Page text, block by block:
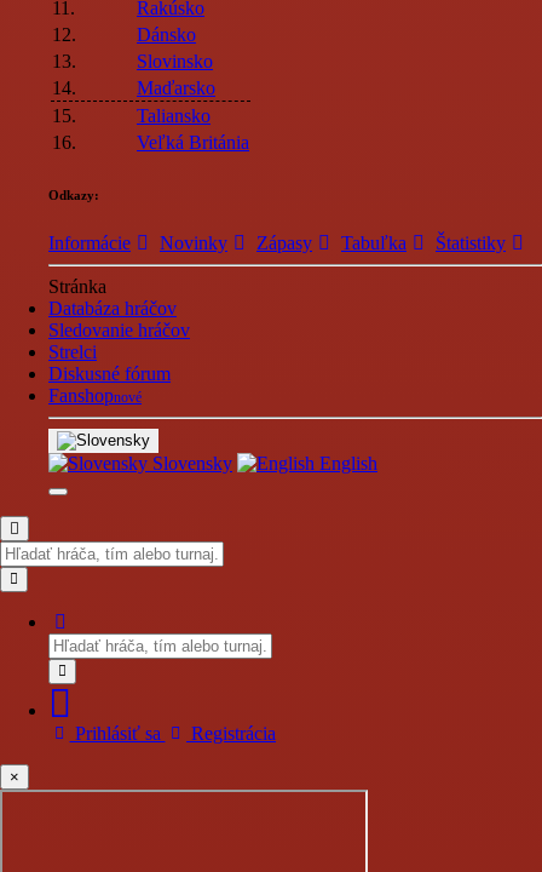
11.
Rakúsko
12.
Dánsko
13.
Slovinsko
14.
Maďarsko
15.
Taliansko
16.
Veľká Británia
Odkazy:
Informácie Novinky Zápasy Tabuľka Štatistiky
Stránka
Databáza hráčov
Sledovanie hráčov
Strelci
Diskusné fórum
Fanshopnové
Slovensky English
Prihlásiť sa Registrácia
×